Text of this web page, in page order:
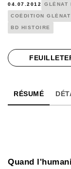
04.07.2012 GLÉNAT
COÉDITION
BD HISTOIRE
RÉSUMÉ
Quand